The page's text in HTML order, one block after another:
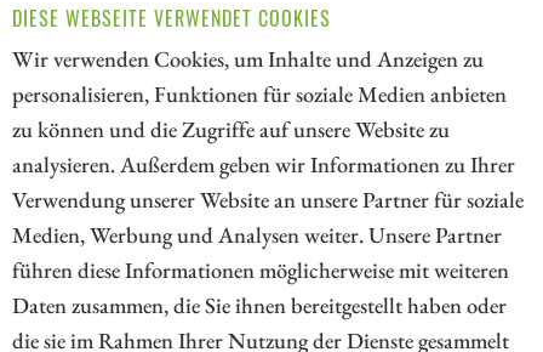
DIESE WEBSEITE VERWENDET COOKIES
Wir verwenden Cookies, um Inhalte und Anzeigen zu
personalisieren, Funktionen für soziale Medien anbieten
zu können und die Zugriffe auf unsere Website zu
analysieren. Außerdem geben wir Informationen zu Ihrer
Verwendung unserer Website an unsere Partner für soziale
Medien, Werbung und Analysen weiter. Unsere Partner
führen diese Informationen möglicherweise mit weiteren
Daten zusammen, die Sie ihnen bereitgestellt haben oder
die sie im Rahmen Ihrer Nutzung der Dienste gesammelt
1
// kapitalerhoehungen.de - © 2026 - Die Informationsplattform für
Investoren und Unternehmen rund um Kapitalerhöhung, Kapitalmarkt
und Unternehmensfinanzierung